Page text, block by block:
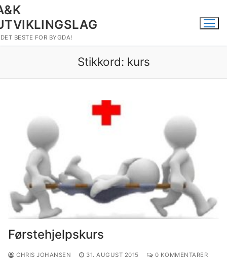
Hopp
til
innholdet
BESTE FOR BYGDA!
Stikkord: kurs
Førstehjelpskurs
CHRIS JOHANSEN 31. AUGUST 2015 0 KOMMENTARER